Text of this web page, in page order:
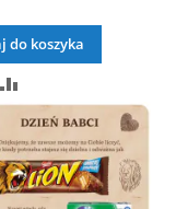
do koszyka